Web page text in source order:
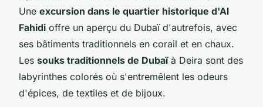
Une excursion dans le quartier historique d'Al
Fahidi offre un aperçu du Dubaï d'autrefois, avec
ses bâtiments traditionnels en corail et en chaux.
Les souks traditionnels de Dubaïà Deira sont des
labyrinthes colorés où s'entremêlent les odeurs
d'épices, de textiles et de bijoux.